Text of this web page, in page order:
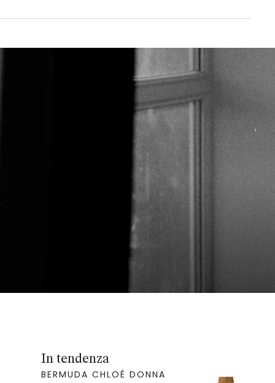
In tendenza
BERMUDA CHLOÉ DONNA